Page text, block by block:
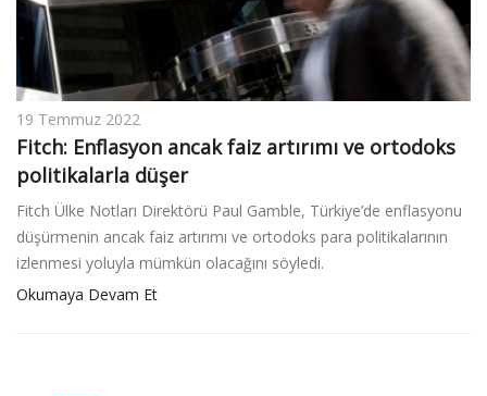
19 Temmuz 2022
Fitch: Enflasyon ancak faiz artırımı ve ortodoks
politikalarla düşer
Fitch Ülke Notları Direktörü Paul Gamble, Türkiye’de enflasyonu
düşürmenin ancak faiz artırımı ve ortodoks para politikalarının
izlenmesi yoluyla mümkün olacağını söyledi.
Okumaya Devam Et